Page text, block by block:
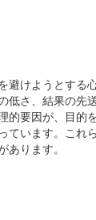
避けようとする
低さ、結果の先
的要因が、目的
ています。これ
あります。